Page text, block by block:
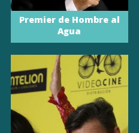
Premier de Hombre al
Agua